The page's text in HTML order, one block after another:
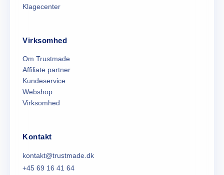
Klagecenter
Virksomhed
Om Trustmade
Affiliate partner
Kundeservice
Webshop
Virksomhed
Kontakt
kontakt@trustmade.dk
+45 69 16 41 64